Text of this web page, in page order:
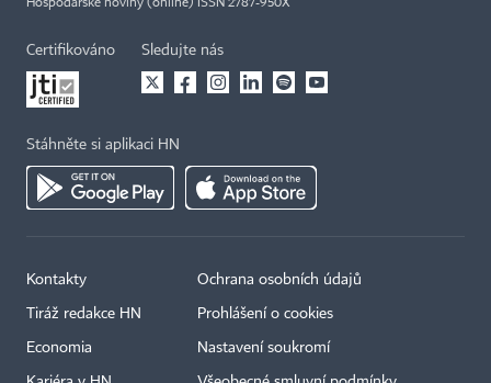
Hospodářské noviny (online) ISSN 2787-950X
Certifikováno Sledujte nás
Stáhněte si aplikaci HN
Kontakty
Tiráž redakce HN
Economia
Ochrana osobních údajů
Prohlášení o cookies
Nastavení soukromí